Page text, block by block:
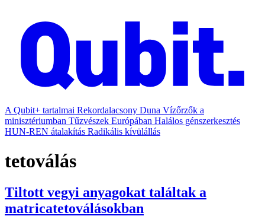
A Qubit+ tartalmai Rekordalacsony Duna Vízőrzők a
minisztériumban Tűzvészek Európában Halálos génszerkesztés
HUN-REN átalakítás Radikális kívülállás
tetoválás
Tiltott vegyi anyagokat találtak a
matricatetoválásokban